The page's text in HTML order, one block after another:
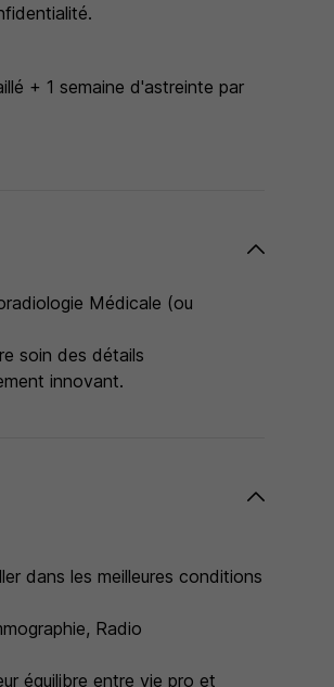
+ 1 semaine d'astreinte par
Médicale (ou
soin des détails
innovant.
dans les meilleures conditions
Radio
équilibre entre vie pro et